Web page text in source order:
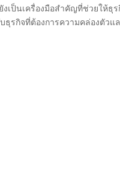
เป็นเครื่องมือสำคัญที่ช่วยให้ธุร
ธุรกิจที่ต้องการความคล่องตัวแ